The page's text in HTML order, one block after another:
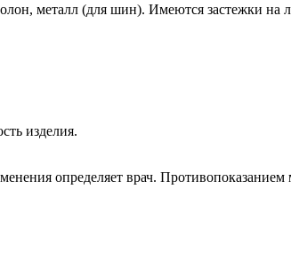
металл (для шин). Имеются застежки на
изделия.
определяет врач.